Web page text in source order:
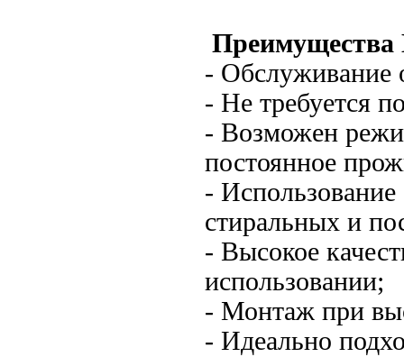
Преимущества
- Обслуживание
- Не требуется
- Возможен
постоянное
-
стиральных и
- Высокое
использовании;
- Монтаж при
- Идеально